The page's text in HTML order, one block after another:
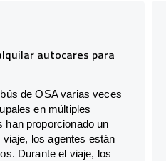
autocares para
de OSA varias veces
en múltiples
han proporcionado un
los agentes están
Durante el viaje, los